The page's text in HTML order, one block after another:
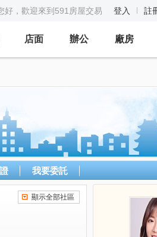
好，歡迎來到591房屋交易 登入 註
店面 辦公 廠房
我要委託
顯示全部社區